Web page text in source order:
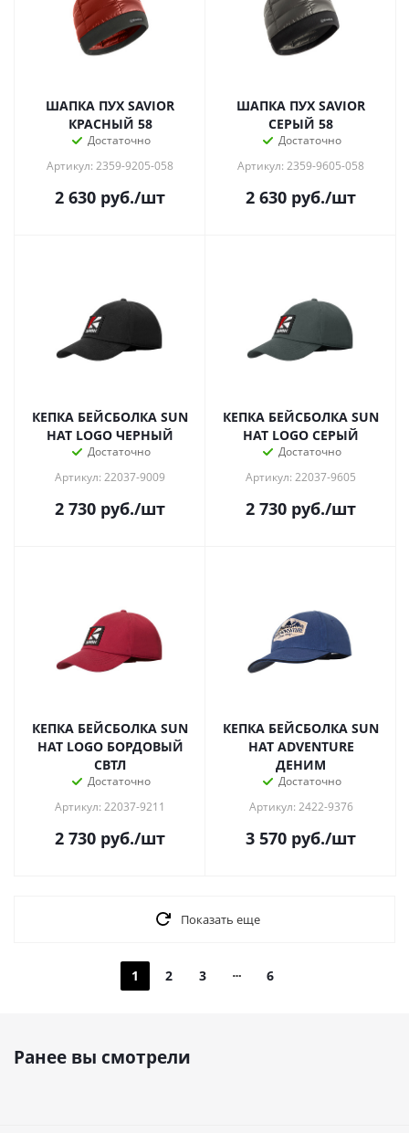
ШАПКА ПУХ SAVIOR
КРАСНЫЙ 58
Достаточно
Артикул: 2359-9205-058
2 630 руб./шт
ШАПКА ПУХ SAVIOR
СЕРЫЙ 58
Достаточно
Артикул: 2359-9605-058
2 630 руб./шт
КЕПКА БЕЙСБОЛКА SUN
HAT LOGO ЧЕРНЫЙ
Достаточно
Артикул: 22037-9009
2 730 руб./шт
КЕПКА БЕЙСБОЛКА SUN
HAT LOGO СЕРЫЙ
Достаточно
Артикул: 22037-9605
2 730 руб./шт
КЕПКА БЕЙСБОЛКА SUN
HAT LOGO БОРДОВЫЙ
СВТЛ
Достаточно
Артикул: 22037-9211
2 730 руб./шт
КЕПКА БЕЙСБОЛКА SUN
HAT ADVENTURE
ДЕНИМ
Достаточно
Артикул: 2422-9376
3 570 руб./шт
Показать еще
1 2 3 6
Ранее вы смотрели